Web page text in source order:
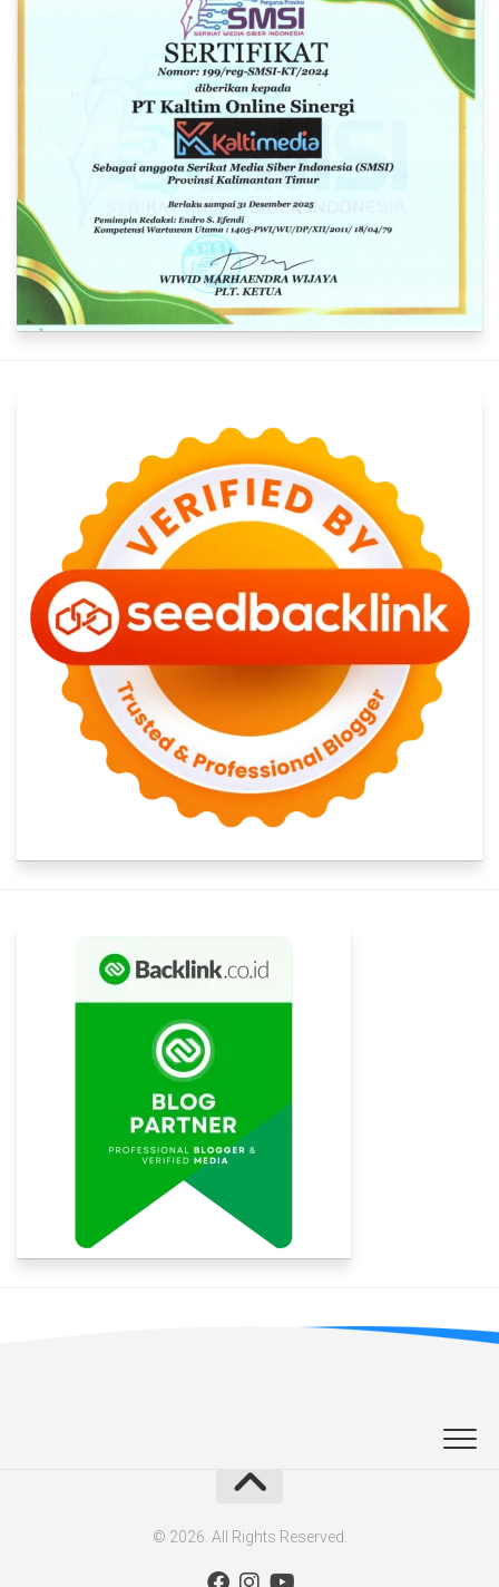
© 2026. All Rights Reserved.